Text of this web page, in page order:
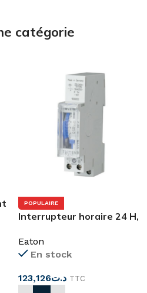
catégorie
POPULAIRE
Interrupteur horaire 24 H,
(TSQD1NO)
Eaton
En stock
د.ت123,126 TTC